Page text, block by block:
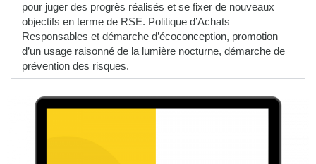
pour juger des progrès réalisés et se fixer de nouveaux
objectifs en terme de RSE. Politique d’Achats
Responsables et démarche d’écoconception, promotion
d’un usage raisonné de la lumière nocturne, démarche de
prévention des risques.